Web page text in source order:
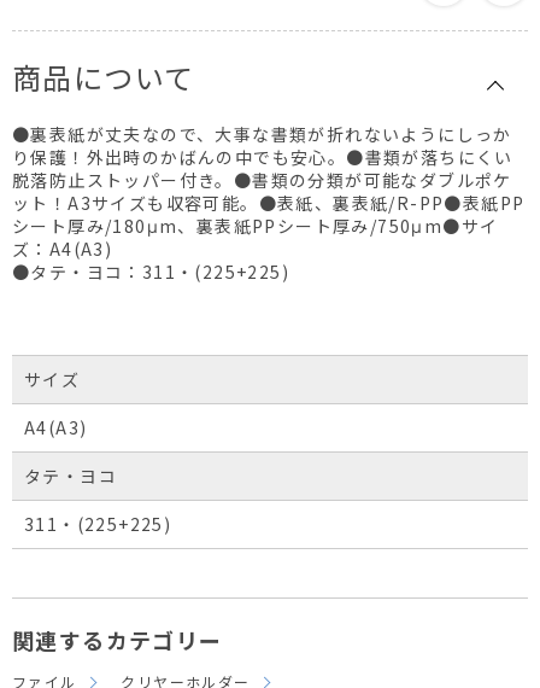
商品について
●裏表紙が丈夫なので、大事な書類が折れないようにしっか
り保護！外出時のかばんの中でも安心。●書類が落ちにくい
脱落防止ストッパー付き。●書類の分類が可能なダブルポケ
ット！A3サイズも収容可能。●表紙、裏表紙/R-PP●表紙PP
シート厚み/180μm、裏表紙PPシート厚み/750μm●サイ
ズ：A4(A3)
●タテ・ヨコ：311・(225+225)
サイズ
A4(A3)
タテ・ヨコ
311・(225+225)
関連するカテゴリー
ファイル クリヤーホルダー